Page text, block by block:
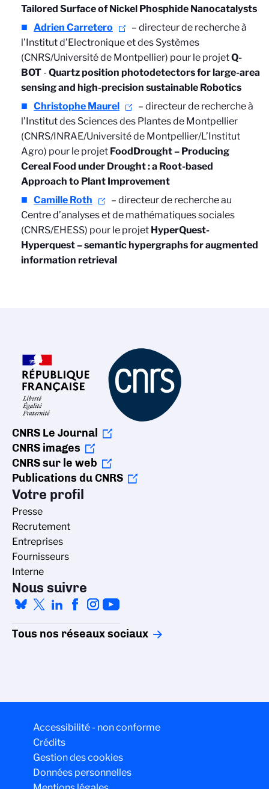
Tailored Surface of Nickel Phosphide Nanocatalysts
Adrien Carretero
– directeur de recherche à
l’Institut d’Electronique et des Systèmes
(CNRS/Université de Montpellier) pour le projetQ-
BOT - Quartz position photodetectors for large-area
sensing and high-precision sustainable Robotics
Christophe Maurel
– directeur de recherche à
l’Institut des Sciences des Plantes de Montpellier
(CNRS/INRAE/Université de Montpellier/L’Institut
Agro) pour le projet FoodDrought – Producing
Cereal Food under Drought : a Root-based
Approach to Plant Improvement
Camille Roth
– directeur de recherche au
Centre d’analyses et de mathématiques sociales
(CNRS/EHESS) pour le projet HyperQuest-
Hyperquest – semantic hypergraphs for augmented
information retrieval
CNRS Le Journal
CNRS images
CNRS sur le web
Publications du CNRS
Votre profil
Presse
Recrutement
Entreprises
Fournisseurs
Interne
Nous suivre
Tous nos réseaux sociaux
Accessibilité - non conforme
Crédits
Gestion des cookies
Données personnelles